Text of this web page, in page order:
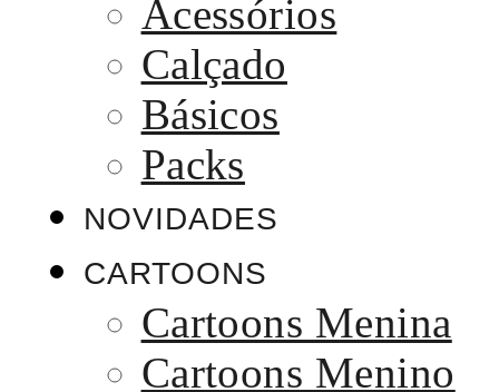
Acessórios
Calçado
Básicos
Packs
NOVIDADES
CARTOONS
Cartoons Menina
Cartoons Menino